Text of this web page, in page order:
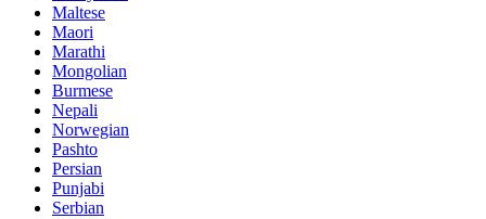
Maltese
Maori
Marathi
Mongolian
Burmese
Nepali
Norwegian
Pashto
Persian
Punjabi
Serbian